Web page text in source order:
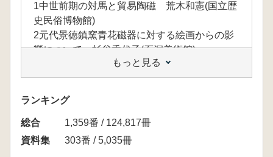
1中世前期の対馬と貿易陶磁 荒木和憲(国立歴
史民俗博物館)
2元代景徳鎮窯青花磁器に対する絵画からの影
響について 杉谷香代子(石洞美術館)
3消費地遺跡からみた元末明初貿易陶瓷の受容
と流通 柴田圭子(愛媛県埋蔵文化財センター)
4消費財としての貿易陶磁 草戸千軒町遺跡出
土資料の分析を中心に 鈴木康之(県立広島大
学)
5陶磁器研究における沈没船からの視点 野上
もっと見る
ランキング
総合
1,359番 / 124,817冊
資料集
303番 / 5,035冊